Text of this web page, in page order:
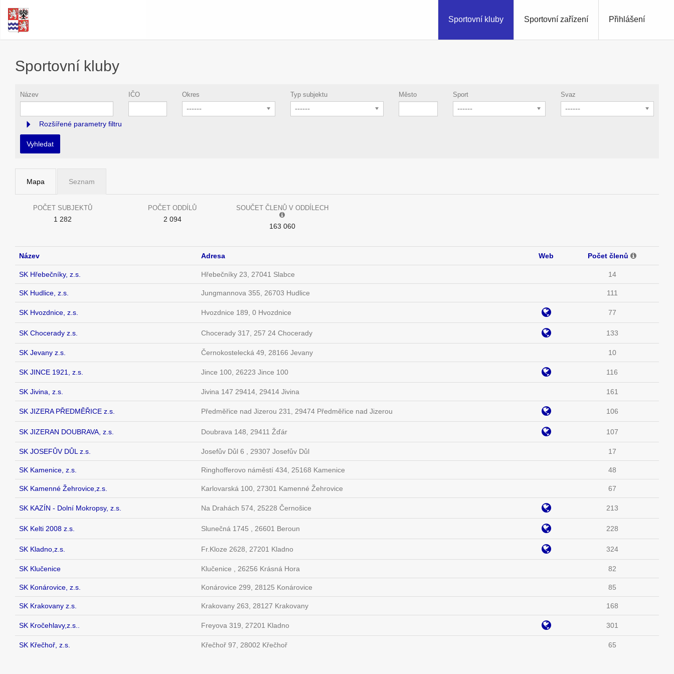
Přihlášení
Sportovní kluby Sportovní zařízení
Sportovní kluby
Název IČO Okres
------
Typ subjektu
------
Město Sport
------
Svaz
------
Rozšířené parametry filtru
Vyhledat
Mapa Seznam
POČET SUBJEKTŮ
1 282
POČET ODDÍLŮ
2 094
SOUČET ČLENŮ V ODDÍLECH
163 060
Název Adresa Web Počet členů
SK Hřebečníky, z.s. Hřebečníky 23, 27041 Slabce 14
SK Hudlice, z.s. Jungmannova 355, 26703 Hudlice 111
SK Hvozdnice, z.s. Hvozdnice 189, 0 Hvozdnice 77
SK Chocerady z.s. Chocerady 317, 257 24 Chocerady 133
SK Jevany z.s. Černokostelecká 49, 28166 Jevany 10
SK JINCE 1921, z.s. Jince 100, 26223 Jince 100 116
SK Jivina, z.s. Jivina 147 29414, 29414 Jivina 161
SK JIZERA PŘEDMĚŘICE z.s. Předměřice nad Jizerou 231, 29474 Předměřice nad Jizerou 106
SK JIZERAN DOUBRAVA, z.s. Doubrava 148, 29411 Žďár 107
SK JOSEFŮV DŮL z.s. Josefův Důl 6 , 29307 Josefův Důl 17
SK Kamenice, z.s. Ringhofferovo náměstí 434, 25168 Kamenice 48
SK Kamenné Žehrovice,z.s. Karlovarská 100, 27301 Kamenné Žehrovice 67
SK KAZÍN - Dolní Mokropsy, z.s. Na Drahách 574, 25228 Černošice 213
SK Kelti 2008 z.s. Slunečná 1745 , 26601 Beroun 228
SK Kladno,z.s. Fr.Kloze 2628, 27201 Kladno 324
SK Klučenice Klučenice , 26256 Krásná Hora 82
SK Konárovice, z.s. Konárovice 299, 28125 Konárovice 85
SK Krakovany z.s. Krakovany 263, 28127 Krakovany 168
SK Kročehlavy,z.s.. Freyova 319, 27201 Kladno 301
SK Křečhoř, z.s. Křečhoř 97, 28002 Křečhoř 65